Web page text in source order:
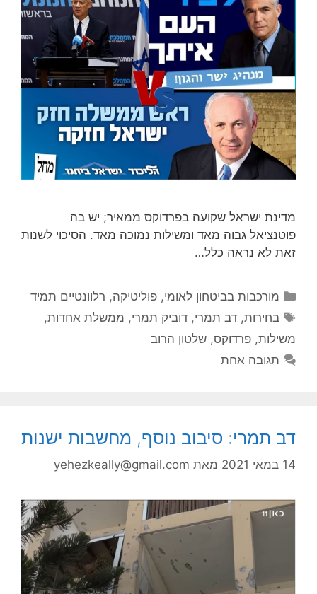
מדינת ישראל שקועה בפרדוקס ממאיר; יש בה
פוטנציאל גבוה מאד ומשילות נמוכה מאד. הסיכוי לשנות
זאת לא נראה כלל…
קטגוריות
מורכבות בביטחון לאומי,פוליטיקה, רלוונטיים תמיד
תגיות
בחירות,דב תמרי,דוביק תמרי, ממשלת אחדות,
משילות, פרדוקס, שלטון הרוב
תגובה אחת
דב תמרי: סיבוב נוסף, מחשבות ישנות
14 במאי 2021 מאת yehezkeally@gmail.com